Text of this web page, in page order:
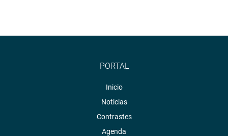
PORTAL
Inicio
Noticias
Contrastes
Agenda